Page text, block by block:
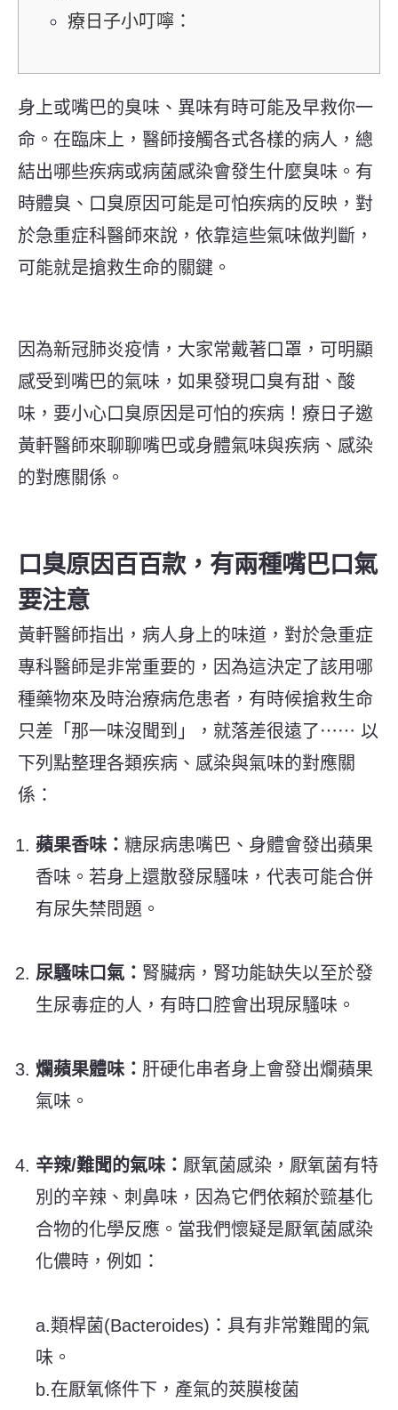
療日子小叮嚀：
身上或嘴巴的臭味、異味有時可能及早救你一
命。在臨床上，醫師接觸各式各樣的病人，總
結出哪些疾病或病菌感染會發生什麼臭味。有
時體臭、口臭原因可能是可怕疾病的反映，對
於急重症科醫師來說，依靠這些氣味做判斷，
可能就是搶救生命的關鍵。
因為新冠肺炎疫情，大家常戴著口罩，可明顯
感受到嘴巴的氣味，如果發現口臭有甜、酸
味，要小心口臭原因是可怕的疾病！療日子邀
黃軒醫師來聊聊嘴巴或身體氣味與疾病、感染
的對應關係。
口臭原因百百款，有兩種嘴巴口氣
要注意
黃軒醫師指出，病人身上的味道，對於急重症
專科醫師是非常重要的，因為這決定了該用哪
種藥物來及時治療病危患者，有時候搶救生命
只差「那一味沒聞到」，就落差很遠了⋯⋯ 以
下列點整理各類疾病、感染與氣味的對應關
係：
蘋果香味： 糖尿病患嘴巴、身體會發出蘋果
香味。若身上還散發尿騷味，代表可能合併
有尿失禁問題。
尿騷味口氣： 腎臟病，腎功能缺失以至於發
生尿毒症的人，有時口腔會出現尿騷味。
爛蘋果體味： 肝硬化串者身上會發出爛蘋果
氣味。
辛辣/難聞的氣味： 厭氧菌感染，厭氧菌有特
別的辛辣、刺鼻味，因為它們依賴於巰基化
合物的化學反應。當我們懷疑是厭氧菌感染
化儂時，例如：
a.類桿菌(Bacteroides)：具有非常難聞的氣
味。
b.在厭氧條件下，產氣的莢膜梭菌